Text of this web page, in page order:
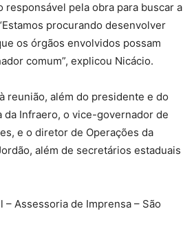
responsável pela obra para buscar a
procurando desenvolver
os órgãos envolvidos possam
comum”, explicou Nicácio.
reunião, além do presidente e do
da Infraero, o vice-governador de
e o diretor de Operações da
além de secretários estaduais
– Assessoria de Imprensa – São